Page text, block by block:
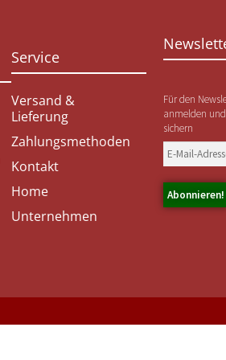
Service
Versand &
Lieferung
Zahlungsmethoden
Kontakt
Home
Unternehmen
Für den
anmelden
sichern